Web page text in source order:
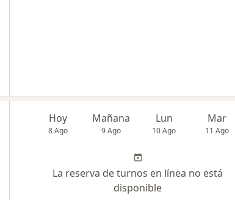
Hoy
8 Ago
Mañana
9 Ago
Lun
10 Ago
Mar
11 Ago
La reserva de turnos en línea no está
disponible